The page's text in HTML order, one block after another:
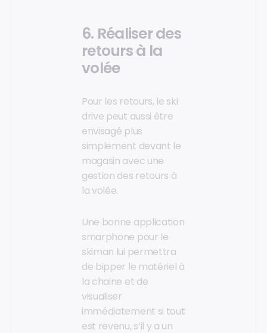
6. Réaliser des
retours à la
volée
Pour les retours, le ski
drive peut aussi être
envisagé plus
simplement devant le
magasin avec une
gestion des retours à
la volée.
Une bonne application
smarphone pour le
skiman lui permettra
de bipper le matériel à
la chaine et de
visualiser
immédiatement si tout
est revenu, s’il y a un